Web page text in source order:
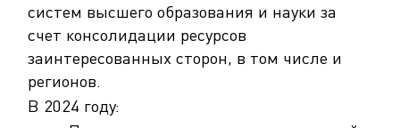
систем высшего образования и науки за
счет консолидации ресурсов
заинтересованных сторон, в том числе и
регионов.
В 2024 году: